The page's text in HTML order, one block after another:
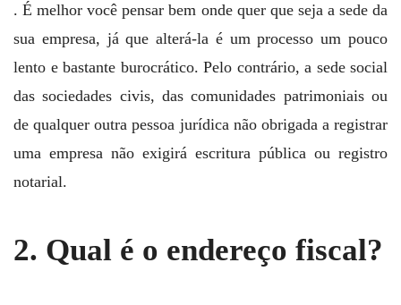
. É melhor você pensar bem onde quer que seja a sede da
sua empresa, já que alterá-la é um processo um pouco
lento e bastante burocrático. Pelo contrário, a sede social
das sociedades civis, das comunidades patrimoniais ou
de qualquer outra pessoa jurídica não obrigada a registrar
uma empresa não exigirá escritura pública ou registro
notarial.
2. Qual é o endereço fiscal?